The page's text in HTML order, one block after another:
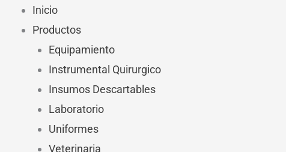
contenido
Inicio
Productos
Equipamiento
Instrumental Quirurgico
Insumos Descartables
Laboratorio
Uniformes
Veterinaria